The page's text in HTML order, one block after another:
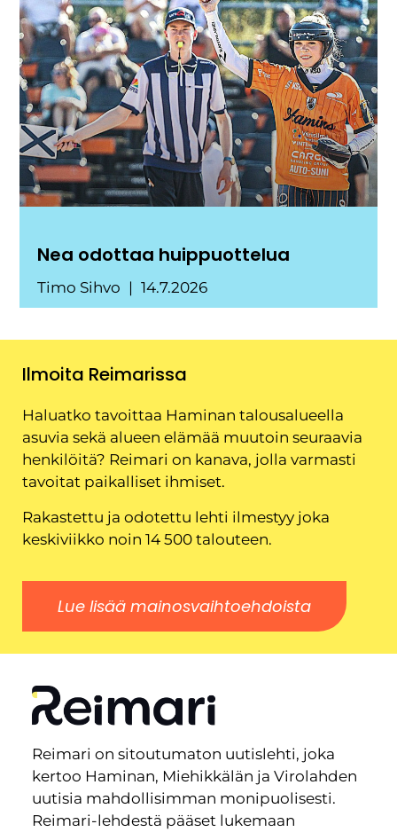
Nea odottaa huippuottelua
Timo Sihvo 14.7.2026
Ilmoita Reimarissa
Haluatko tavoittaa Haminan talousalueella
asuvia sekä alueen elämää muutoin seuraavia
henkilöitä? Reimari on kanava, jolla varmasti
tavoitat paikalliset ihmiset.
Rakastettu ja odotettu lehti ilmestyy joka
keskiviikko noin 14 500 talouteen.
Lue lisää mainosvaihtoehdoista
Reimari on sitoutumaton uutislehti, joka
kertoo Haminan, Miehikkälän ja Virolahden
uutisia mahdollisimman monipuolisesti.
Reimari-lehdestä pääset lukemaan